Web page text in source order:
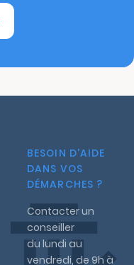
BESOIN D'AIDE
DANS VOS
DÉMARCHES ?
Contacter un
conseiller
du lundi au
vendredi, de 9h à